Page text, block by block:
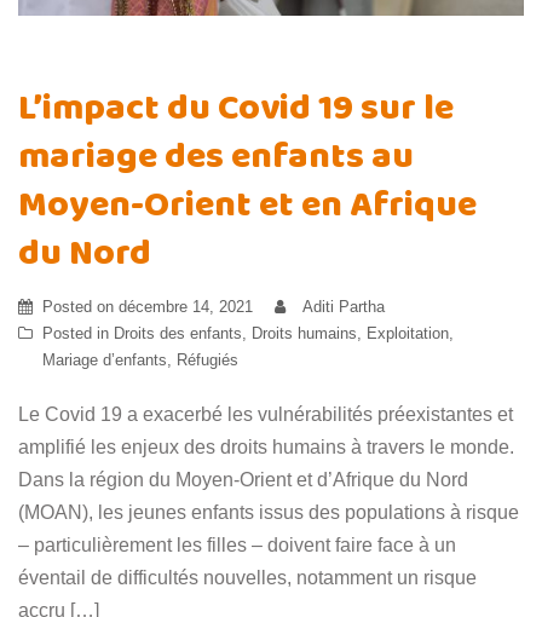
L’impact du Covid 19 sur le
mariage des enfants au
Moyen-Orient et en Afrique
du Nord
Posted on décembre 14, 2021
Aditi Partha
Posted in Droits des enfants, Droits humains, Exploitation,
Mariage d’enfants, Réfugiés
Le Covid 19 a exacerbé les vulnérabilités préexistantes et
amplifié les enjeux des droits humains à travers le monde.
Dans la région du Moyen-Orient et d’Afrique du Nord
(MOAN), les jeunes enfants issus des populations à risque
– particulièrement les filles – doivent faire face à un
éventail de difficultés nouvelles, notamment un risque
accru […]